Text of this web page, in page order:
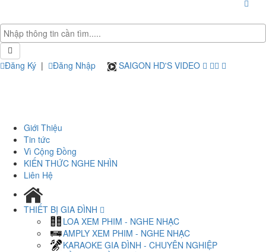
Đăng Ký | Đăng Nhập SAIGON HD'S VIDEO
Giới Thiệu
Tin tức
Vì Cộng Đồng
KIẾN THỨC NGHE NHÌN
Liên Hệ
THIẾT BỊ GIA ĐÌNH
LOA XEM PHIM - NGHE NHẠC
AMPLY XEM PHIM - NGHE NHẠC
KARAOKE GIA ĐÌNH - CHUYÊN NGHIỆP